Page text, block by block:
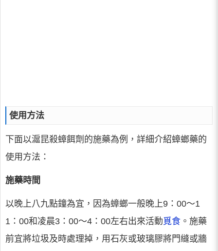
使用方法
下面以滬昆殺蟑餌劑的施藥為例，詳細介紹蟑螂藥的
使用方法：
施藥時間
以晚上八九點鐘為宜，因為蟑螂一般晚上9：00～1
1：00和凌晨3：00～4：00左右出來活動覓食 。施藥
前宜將垃圾及時處理掉，用石灰或玻璃膠將門縫或牆